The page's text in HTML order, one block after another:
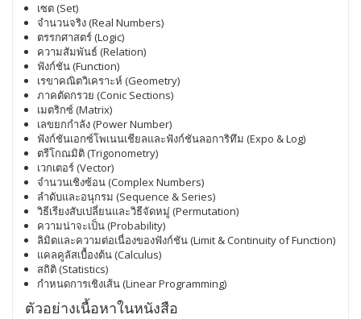
เซต (Set)
จำนวนจริง (Real Numbers)
ตรรกศาสตร์ (Logic)
ความสัมพันธ์ (Relation)
ฟังก์ชัน (Function)
เรขาคณิตวิเคราะห์ (Geometry)
ภาคตัดกรวย (Conic Sections)
เมตริกซ์ (Matrix)
เลขยกกำลัง (Power Number)
ฟังก์ชันเอกซ์โพเนนเชียลและฟังก์ชันลอการิทึม (Expo & Log)
ตรีโกณมิติ (Trigonometry)
เวกเตอร์ (Vector)
จำนวนเชิงซ้อน (Complex Numbers)
ลำดับและอนุกรม (Sequence & Series)
วิธีเรียงสับเปลี่ยนและวิธีจัดหมู่ (Permutation)
ความน่าจะเป็น (Probability)
ลิมิตและความต่อเนื่องของฟังก์ชัน (Limit & Continuity of Function)
แคลคูลัสเบื้องต้น (Calculus)
สถิติ (Statistics)
กำหนดการเชิงเส้น (Linear Programming)
ตัวอย่างเนื้อหาในหนังสือ